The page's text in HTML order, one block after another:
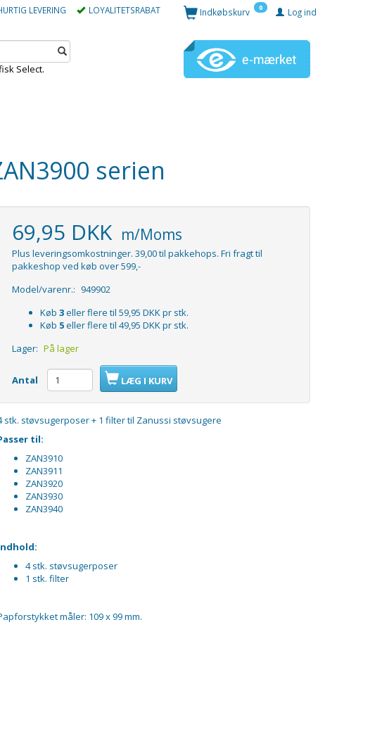
LEVERING LOYALITETSRABAT Log ind
Indkøbskurv 0
Select.
serien
69,95 DKK m/Moms
Plus leveringsomkostninger. 39,00 til pakkehops. Fri fragt til
pakkeshop ved køb over 599,-
Model/varenr.: 949902
Køb 3eller flere til 59,95 DKKpr stk.
Køb 5eller flere til 49,95 DKKpr stk.
Lager: På lager
Antal LÆG I KURV
stk. støvsugerposer + 1 filter til Zanussi støvsugere
til:
ZAN3910
ZAN3911
ZAN3920
ZAN3930
ZAN3940
4 stk. støvsugerposer
1 stk. filter
måler: 109 x 99 mm.